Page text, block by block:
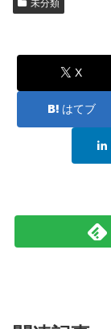
未分類
X
はてブ